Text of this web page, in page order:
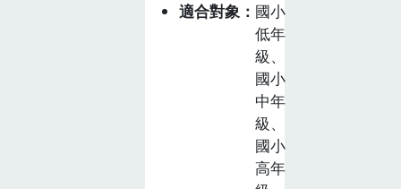
適合對象
國小
低年
級、
國小
中年
級、
國小
高年